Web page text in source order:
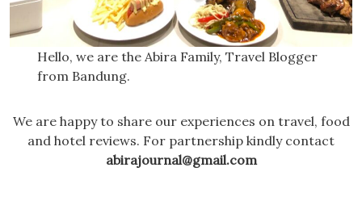
Hello, we are the Abira Family, Travel Blogger
from Bandung.
We are happy to share our experiences on travel, food
and hotel reviews. For partnership kindly contact
abirajournal@gmail.com